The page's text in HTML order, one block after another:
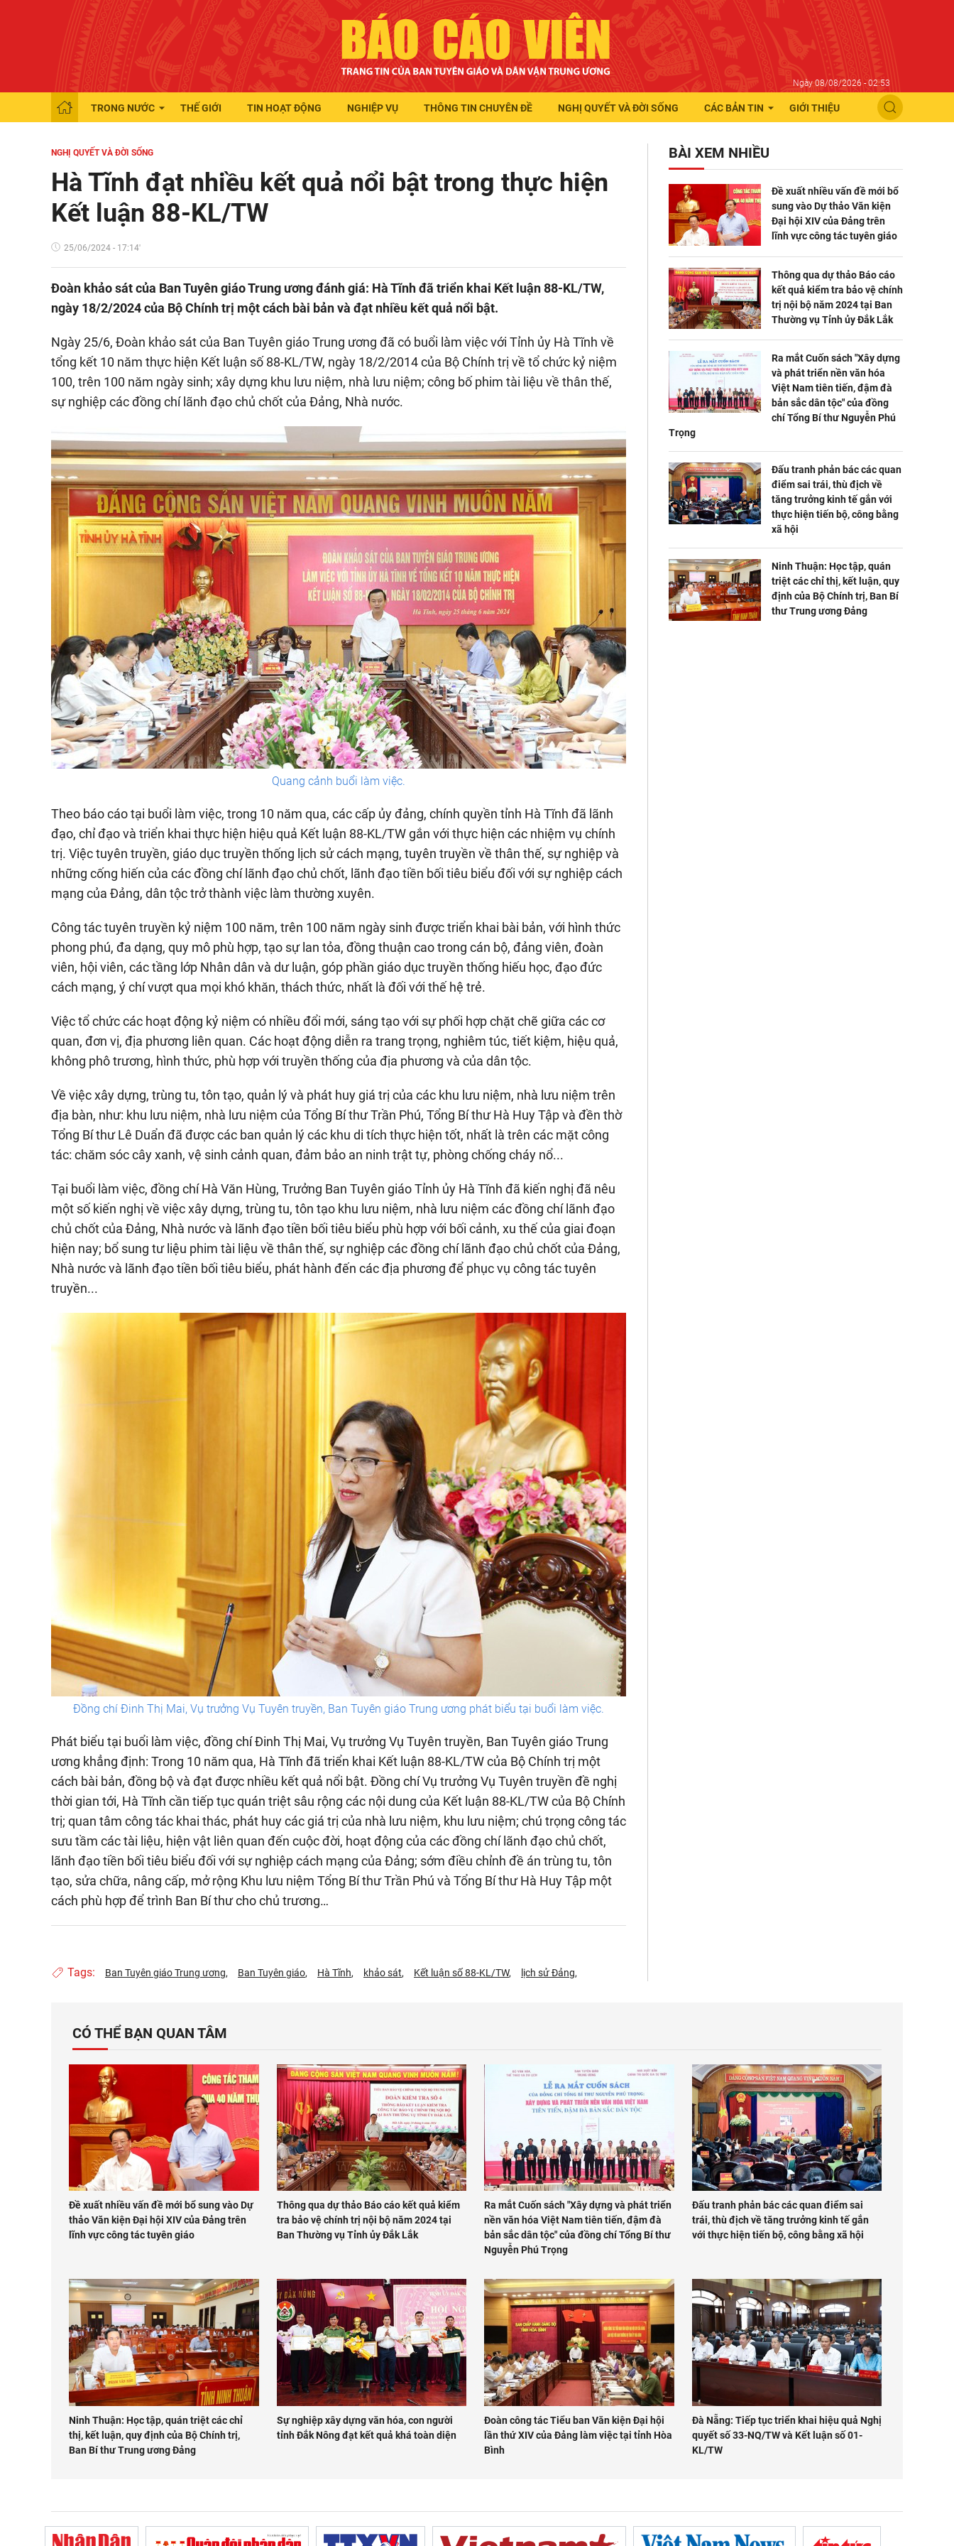
Ngày 08/08/2026 - 02:53
TRONG NƯỚC THẾ GIỚI TIN HOẠT ĐỘNG NGHIỆP VỤ THÔNG TIN CHUYÊN ĐỀ NGHỊ QUYẾT VÀ ĐỜI SỐNG CÁC BẢN TIN GIỚI THIỆU
NGHỊ QUYẾT VÀ ĐỜI SỐNG
Hà Tĩnh đạt nhiều kết quả nổi bật trong thực hiện
Kết luận 88-KL/TW
25/06/2024 - 17:14'
Đoàn khảo sát của Ban Tuyên giáo Trung ương đánh giá: Hà Tĩnh đã triển khai Kết luận 88-KL/TW,
ngày 18/2/2024 của Bộ Chính trị một cách bài bản và đạt nhiều kết quả nổi bật.
Ngày 25/6, Đoàn khảo sát của Ban Tuyên giáo Trung ương đã có buổi làm việc với Tỉnh ủy Hà Tĩnh về
tổng kết 10 năm thực hiện Kết luận số 88-KL/TW, ngày 18/2/2014 của Bộ Chính trị về tổ chức kỷ niệm
100, trên 100 năm ngày sinh; xây dựng khu lưu niệm, nhà lưu niệm; công bố phim tài liệu về thân thế,
sự nghiệp các đồng chí lãnh đạo chủ chốt của Đảng, Nhà nước.
Quang cảnh buổi làm việc.
Theo báo cáo tại buổi làm việc, trong 10 năm qua, các cấp ủy đảng, chính quyền tỉnh Hà Tĩnh đã lãnh
đạo, chỉ đạo và triển khai thực hiện hiệu quả Kết luận 88-KL/TW gắn với thực hiện các nhiệm vụ chính
trị. Việc tuyên truyền, giáo dục truyền thống lịch sử cách mạng, tuyên truyền về thân thế, sự nghiệp và
những cống hiến của các đồng chí lãnh đạo chủ chốt, lãnh đạo tiền bối tiêu biểu đối với sự nghiệp cách
mạng của Đảng, dân tộc trở thành việc làm thường xuyên.
Công tác tuyên truyền kỷ niệm 100 năm, trên 100 năm ngày sinh được triển khai bài bản, với hình thức
phong phú, đa dạng, quy mô phù hợp, tạo sự lan tỏa, đồng thuận cao trong cán bộ, đảng viên, đoàn
viên, hội viên, các tầng lớp Nhân dân và dư luận, góp phần giáo dục truyền thống hiếu học, đạo đức
cách mạng, ý chí vượt qua mọi khó khăn, thách thức, nhất là đối với thế hệ trẻ.
Việc tổ chức các hoạt động kỷ niệm có nhiều đổi mới, sáng tạo với sự phối hợp chặt chẽ giữa các cơ
quan, đơn vị, địa phương liên quan. Các hoạt động diễn ra trang trọng, nghiêm túc, tiết kiệm, hiệu quả,
không phô trương, hình thức, phù hợp với truyền thống của địa phương và của dân tộc.
Về việc xây dựng, trùng tu, tôn tạo, quản lý và phát huy giá trị của các khu lưu niệm, nhà lưu niệm trên
địa bàn, như: khu lưu niệm, nhà lưu niệm của Tổng Bí thư Trần Phú, Tổng Bí thư Hà Huy Tập và đền thờ
Tổng Bí thư Lê Duẩn đã được các ban quản lý các khu di tích thực hiện tốt, nhất là trên các mặt công
tác: chăm sóc cây xanh, vệ sinh cảnh quan, đảm bảo an ninh trật tự, phòng chống cháy nổ...
Tại buổi làm việc, đồng chí Hà Văn Hùng, Trưởng Ban Tuyên giáo Tỉnh ủy Hà Tĩnh đã kiến nghị đã nêu
một số kiến nghị về việc xây dựng, trùng tu, tôn tạo khu lưu niệm, nhà lưu niệm các đồng chí lãnh đạo
chủ chốt của Đảng, Nhà nước và lãnh đạo tiền bối tiêu biểu phù hợp với bối cảnh, xu thế của giai đoạn
hiện nay; bổ sung tư liệu phim tài liệu về thân thế, sự nghiệp các đồng chí lãnh đạo chủ chốt của Đảng,
Nhà nước và lãnh đạo tiền bối tiêu biểu, phát hành đến các địa phương để phục vụ công tác tuyên
truyền...
Đồng chí Đinh Thị Mai, Vụ trưởng Vụ Tuyên truyền, Ban Tuyên giáo Trung ương phát biểu tại buổi làm việc.
Phát biểu tại buổi làm việc, đồng chí Đinh Thị Mai, Vụ trưởng Vụ Tuyên truyền, Ban Tuyên giáo Trung
ương khẳng định: Trong 10 năm qua, Hà Tĩnh đã triển khai Kết luận 88-KL/TW của Bộ Chính trị một
cách bài bản, đồng bộ và đạt được nhiều kết quả nổi bật. Đồng chí Vụ trưởng Vụ Tuyên truyền đề nghị
thời gian tới, Hà Tĩnh cần tiếp tục quán triệt sâu rộng các nội dung của Kết luận 88-KL/TW của Bộ Chính
trị; quan tâm công tác khai thác, phát huy các giá trị của nhà lưu niệm, khu lưu niệm; chú trọng công tác
sưu tầm các tài liệu, hiện vật liên quan đến cuộc đời, hoạt động của các đồng chí lãnh đạo chủ chốt,
lãnh đạo tiền bối tiêu biểu đối với sự nghiệp cách mạng của Đảng; sớm điều chỉnh đề án trùng tu, tôn
tạo, sửa chữa, nâng cấp, mở rộng Khu lưu niệm Tổng Bí thư Trần Phú và Tổng Bí thư Hà Huy Tập một
cách phù hợp để trình Ban Bí thư cho chủ trương…
Tags: Ban Tuyên giáo Trung ương Ban Tuyên giáo Hà Tĩnh khảo sát Kết luận số 88-KL/TW lịch sử Đảng
BÀI XEM NHIỀU
Đề xuất nhiều vấn đề mới bổ
sung vào Dự thảo Văn kiện
Đại hội XIV của Đảng trên
lĩnh vực công tác tuyên giáo
Thông qua dự thảo Báo cáo
kết quả kiểm tra bảo vệ chính
trị nội bộ năm 2024 tại Ban
Thường vụ Tỉnh ủy Đắk Lắk
Ra mắt Cuốn sách "Xây dựng
và phát triển nền văn hóa
Việt Nam tiên tiến, đậm đà
bản sắc dân tộc" của đồng
chí Tổng Bí thư Nguyễn Phú
Trọng
Đấu tranh phản bác các quan
điểm sai trái, thù địch về
tăng trưởng kinh tế gắn với
thực hiện tiến bộ, công bằng
xã hội
Ninh Thuận: Học tập, quán
triệt các chỉ thị, kết luận, quy
định của Bộ Chính trị, Ban Bí
thư Trung ương Đảng
CÓ THỂ BẠN QUAN TÂM
Đề xuất nhiều vấn đề mới bổ sung vào Dự
thảo Văn kiện Đại hội XIV của Đảng trên
lĩnh vực công tác tuyên giáo
Thông qua dự thảo Báo cáo kết quả kiểm
tra bảo vệ chính trị nội bộ năm 2024 tại
Ban Thường vụ Tỉnh ủy Đắk Lắk
Ra mắt Cuốn sách "Xây dựng và phát triển
nền văn hóa Việt Nam tiên tiến, đậm đà
bản sắc dân tộc" của đồng chí Tổng Bí thư
Nguyễn Phú Trọng
Đấu tranh phản bác các quan điểm sai
trái, thù địch về tăng trưởng kinh tế gắn
với thực hiện tiến bộ, công bằng xã hội
Ninh Thuận: Học tập, quán triệt các chỉ
thị, kết luận, quy định của Bộ Chính trị,
Ban Bí thư Trung ương Đảng
Sự nghiệp xây dựng văn hóa, con người
tỉnh Đắk Nông đạt kết quả khá toàn diện
Đoàn công tác Tiểu ban Văn kiện Đại hội
lần thứ XIV của Đảng làm việc tại tỉnh Hòa
Bình
Đà Nẵng: Tiếp tục triển khai hiệu quả Nghị
quyết số 33-NQ/TW và Kết luận số 01-
KL/TW